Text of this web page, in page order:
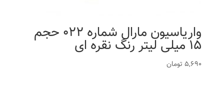
واریاسیون مارال شماره 022 حجم
15 میلی لیتر رنگ نقره ای
5,690 تومان